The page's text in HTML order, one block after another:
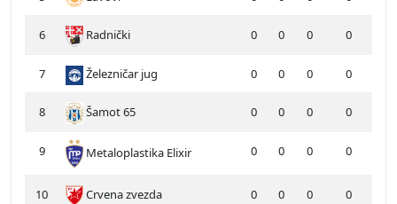
6 Radnički 0 0 0 0
7 Železničar jug 0 0 0 0
8 Šamot 65 0 0 0 0
9 Metaloplastika Elixir 0 0 0 0
10 Crvena zvezda 0 0 0 0